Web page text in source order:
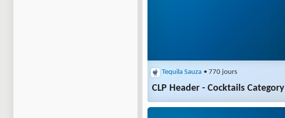
Tequila Sauza • 770 jours
CLP Header - Cocktails Category